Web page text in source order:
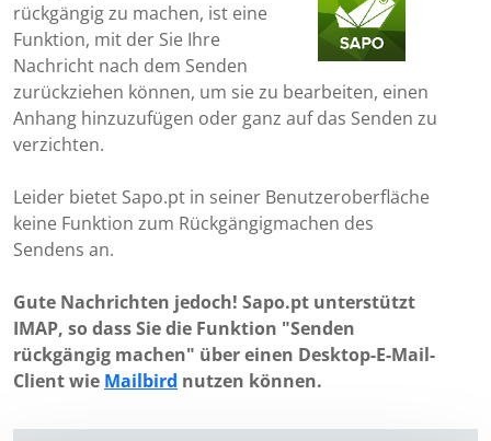
rückgängig zu machen, ist eine
Funktion, mit der Sie Ihre
Nachricht nach dem Senden
zurückziehen können, um sie zu bearbeiten, einen
Anhang hinzuzufügen oder ganz auf das Senden zu
verzichten.
Leider bietet Sapo.pt in seiner Benutzeroberfläche
keine Funktion zum Rückgängigmachen des
Sendens an.
Gute Nachrichten jedoch! Sapo.pt unterstützt
IMAP, so dass Sie die Funktion "Senden
rückgängig machen" über einen Desktop-E-Mail-
Client wie Mailbird nutzen können.